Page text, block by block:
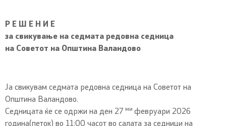
Р Е Ш Е Н И Е
за свикување на седмата редовна седница
на Советот на Општина Валандово
Ја свикувам седмата редовна седница на Советот на
Општина Валандово.
Седницата ќе се одржи на ден 27 ми февруари 2026
година(петок) во 11:00 часот во салата за седници на